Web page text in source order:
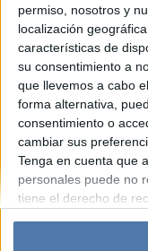
permiso, nosotros y
localización
características de
su consentimiento a
que llevemos a cabo
forma alternativa,
consentimiento o
cambiar sus
Tenga en cuenta que
personales puede no
tiene el derecho de
sus preferencias o
Diario Perfil
Hombre